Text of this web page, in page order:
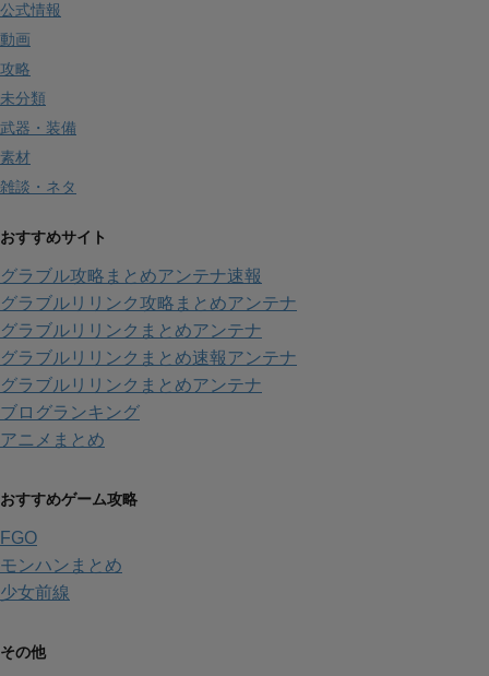
公式情報
動画
攻略
未分類
武器・装備
素材
雑談・ネタ
おすすめサイト
グラブル攻略まとめアンテナ速報
グラブルリリンク攻略まとめアンテナ
グラブルリリンクまとめアンテナ
グラブルリリンクまとめ速報アンテナ
グラブルリリンクまとめアンテナ
ブログランキング
アニメまとめ
おすすめゲーム攻略
FGO
モンハンまとめ
少女前線
その他